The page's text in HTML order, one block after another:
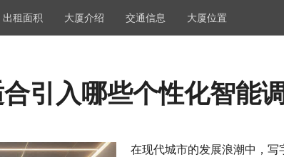
出租面积 大厦介绍 交通信息 大厦位置
引入哪些个性化智能
在现代城市的发展浪潮中，